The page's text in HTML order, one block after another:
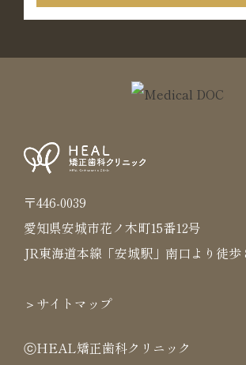
〒446-0039
愛知県安城市花ノ木町15番12号
JR東海道本線「安城駅」南口より徒歩
＞サイトマップ
ⓒHEAL矯正歯科クリニック